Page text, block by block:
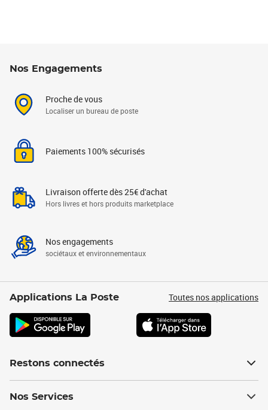
Nos Engagements
Proche de vous
Localiser un bureau de poste
Paiements 100% sécurisés
Livraison offerte dès 25€ d'achat
Hors livres et hors produits marketplace
Nos engagements
sociétaux et environnementaux
Applications La Poste Toutes nos applications
Restons connectés
Nos Services